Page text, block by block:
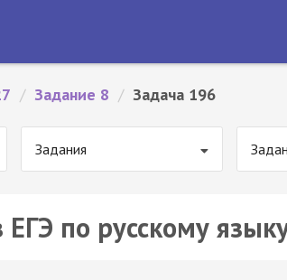
/ Задание 8 / Задача 196
Задания
по русскому